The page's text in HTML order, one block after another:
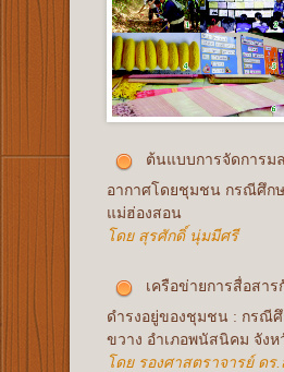
ต้นแบบการจัดการม
อากาศโดยชุมชน กรณีศึก
แม่ฮ่องสอน
โดย สุรศักดิ์ นุ่มมีศรี
เครือข่ายการสื่อสา
ดำรงอยู่ของชุมชน : กรณี
ขวาง อำเภอพนัสนิคม จัง
โดย รองศาสตราจารย์ ด